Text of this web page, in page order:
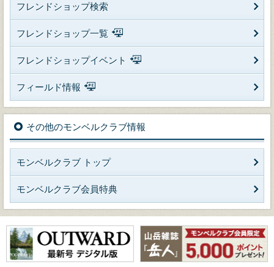
フレンドショップ検索
フレンドショップ一覧
フレンドショップイベント
フィールド情報
その他のモンベルクラブ情報
モンベルクラブ トップ
モンベルクラブ会員特典